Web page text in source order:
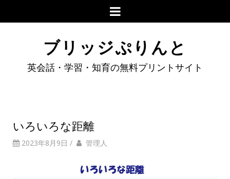
ブリッジぷりんと
英会話・学習・知育の無料プリントサイト
いろいろな距離
2023年8月9日 / 管理人